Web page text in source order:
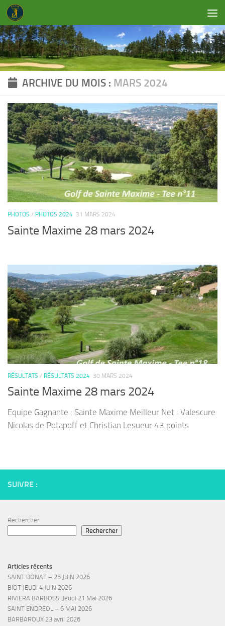
Skip to content
ARCHIVE DU MOIS : MARS 2024
PHOTOS / PHOTOS 2024 31 MARS 2024
Sainte Maxime 28 mars 2024
RÉSULTATS / RÉSULTATS 2024 30 MARS 2024
Sainte Maxime 28 mars 2024
Equipe Gagnante : Sainte Maxime Meilleur Net : Valescure
Nicolas de Potapoff et Christian Lesueur 43 points
SUIVRE :
Rechercher
Rechercher
Articles récents
SAINT DONAT – 25 JUIN 2026
BIOT JEUDI 4 JUIN 2026
RIVIERA BARBOSSI Jeudi 21 Mai 2026
SAINT ENDREOL – 6 MAI 2026
BARBAROUX 23 avril 2026